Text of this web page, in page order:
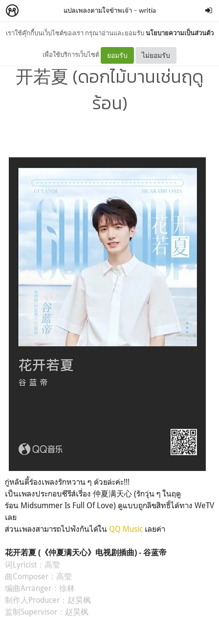
เราใช้คุ๊กกี้บนเว็บไซต์ของเรา กรุณาอ่านและยอมรับนโยบายความเป็นส่วนตัว
เพื่อใช้บริการเว็บไซต์ ยอมรับ ไม่ยอมรับ
แปลเพลงตามใจข้าพเจ้า– writia
[CHN/PYN/TH] กู่หลันตี้ - 花
开若夏 (ดอกไม้บานเช่นฤดู
ร้อน)
กู่หลันตี้ร้องเพลงรักหวาน ๆ ด้วยล่ะค่ะ!!!
เป็นเพลงประกอบซีรีส์เรื่อง 仲夏满天心 (รักวุ่น ๆ ในฤดู
ร้อน Midsummer Is Full Of Love) ดูแบบถูกลิขสิทธิ์ได้ทาง WeTV
เลย
ส่วนเพลงสามารถไปฟังกันได้ใน QQ Music เลยค่า
花开若夏 (《仲夏满天心》电视剧插曲) - 谷蓝帝
词Lyricist：高莹
曲Composer：高莹
编曲Arranger：徐林
制作人Producer：赵昊枫
监制Supervisor：赵昊枫